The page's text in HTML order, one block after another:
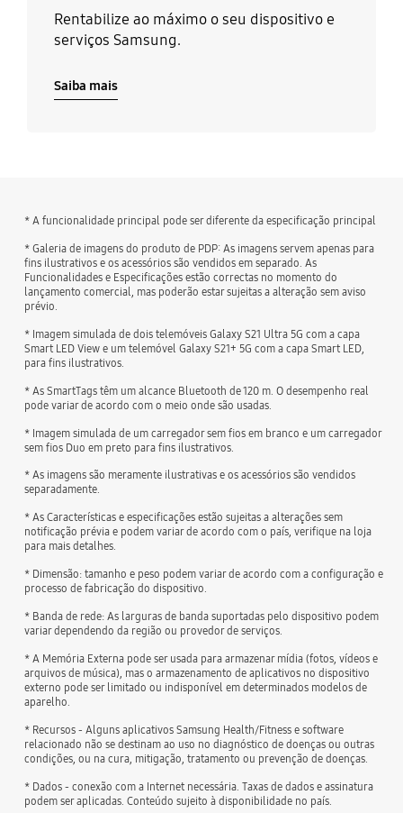
Rentabilize ao máximo o seu dispositivo e
serviços Samsung.
Saiba mais
* A funcionalidade principal pode ser diferente da especificação principal
* Galeria de imagens do produto de PDP: As imagens servem apenas para
fins ilustrativos e os acessórios são vendidos em separado. As
Funcionalidades e Especificações estão correctas no momento do
lançamento comercial, mas poderão estar sujeitas a alteração sem aviso
prévio.
* Imagem simulada de dois telemóveis Galaxy S21 Ultra 5G com a capa
Smart LED View e um telemóvel Galaxy S21+ 5G com a capa Smart LED,
para fins ilustrativos.
* As SmartTags têm um alcance Bluetooth de 120 m. O desempenho real
pode variar de acordo com o meio onde são usadas.
* Imagem simulada de um carregador sem fios em branco e um carregador
sem fios Duo em preto para fins ilustrativos.
* As imagens são meramente ilustrativas e os acessórios são vendidos
separadamente.
* As Características e especificações estão sujeitas a alterações sem
notificação prévia e podem variar de acordo com o país, verifique na loja
para mais detalhes.
* Dimensão: tamanho e peso podem variar de acordo com a configuração e
processo de fabricação do dispositivo.
* Banda de rede: As larguras de banda suportadas pelo dispositivo podem
variar dependendo da região ou provedor de serviços.
* A Memória Externa pode ser usada para armazenar mídia (fotos, vídeos e
arquivos de música), mas o armazenamento de aplicativos no dispositivo
externo pode ser limitado ou indisponível em determinados modelos de
aparelho.
* Recursos - Alguns aplicativos Samsung Health/Fitness e software
relacionado não se destinam ao uso no diagnóstico de doenças ou outras
condições, ou na cura, mitigação, tratamento ou prevenção de doenças.
* Dados - conexão com a Internet necessária. Taxas de dados e assinatura
podem ser aplicadas. Conteúdo sujeito à disponibilidade no país.